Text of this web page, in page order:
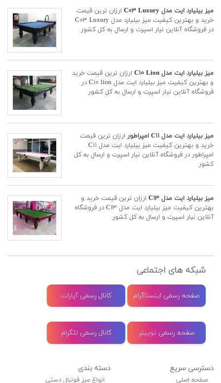
میز بیلیارد ایت مدل C۰۳ Luxury
ارزان ترین قیمت
خرید و بهترین کیفیت میز بیلیارد مدل C۰۳ Luxury
در فروشگاه آنلاین نیار اسپرت و ارسال به کل کشور
میز بیلیارد ایت مدل C۱۰ Lion
ارزان ترین قیمت خرید
و بهترین کیفیت میز بیلیارد ایت مدل C۱۰ lion در
فروشگاه آنلاین نیار اسپرت و ارسال به کل کشور
میز بیلیارد ایت مدل C۱۱ امپراطور
ارزان ترین قیمت
خرید و بهترین کیفیت میز بیلیارد ایت مدل C۱۱
امپراطور در فروشگاه آنلاین نیار اسپرت و ارسال به کل
کشور
میز بیلیارد ایت مدل C۱۳
ارزان ترین قیمت خرید و
بهترین کیفیت میز بیلیارد ایت مدل C۱۳ در فروشگاه
آنلاین نیار اسپرت و ارسال به کل کشور
شبکه های اجتماعی
صفحه رسمی اینستاگرام کانال رسمی آپارات
صفحه رسمی توییتر کانال رسمی تلگرام
دسترسی سریع
صفحه اصلی
دسته بندی
انواع میز فوتبال دستی